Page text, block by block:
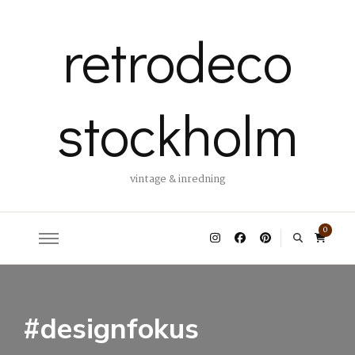
retrodeco
stockholm
vintage & inredning
0
#designfokus